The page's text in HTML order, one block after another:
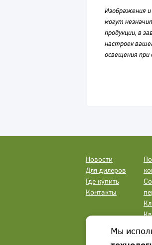
Изображения
могут
продукции, в
настроек
освещения при
Новости
Для дилеров
Где купить
Контакты
Мы